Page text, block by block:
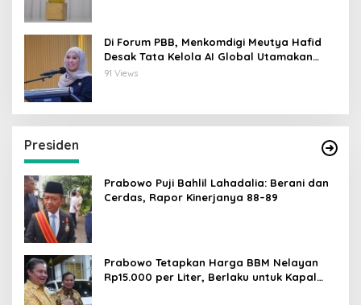
Di Forum PBB, Menkomdigi Meutya Hafid
Desak Tata Kelola AI Global Utamakan
Perlindungan Anak
91 Views
Presiden
Prabowo Puji Bahlil Lahadalia: Berani dan
Cerdas, Rapor Kinerjanya 88–89
Prabowo Tetapkan Harga BBM Nelayan
Rp15.000 per Liter, Berlaku untuk Kapal